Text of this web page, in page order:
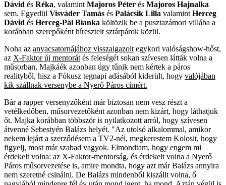
Dávid és Réka, valamint Majoros Péter és Majoros Hajnalka
sem. Egyedül Visváder Tamás és Palácsik Lilla valamint Herceg
Dávid és Herceg-Pál Bianka költözik be a pusztazámori villába a
korábban szerepőként híresztelt sztárpárok közül.
Noha az anyacsatornájához visszaigazolt egykori valóságshow-hőst,
az X-Faktor új mentorát és feleségét sokan szívesen látták volna a
műsorban, Majkáék azonban úgy tűnik nem kértek a páros
realityből, hisz a Fókusz tegnapi adásából kiderült, hogy valójában
kik szállnak versenybe a Nyerő Páros címért.
Bár a rapper versenyzőként már biztosan nem vesz részt a
vetélkedőben, műsorvezetőként azonban nem kizárt, hogy láthatjuk
őt. Majka korábban többször is nyilatkozott arról, hogy szívesen
átvenné Sebestyén Balázs helyét. "Az utolsó alkalommal, amikor
nekem lejárt a szerződésem a TV2-nél, megkerestem Kolosit, hogy
figyelj, most már szabad vagyok. Elmondtam, hogy engem mi
érdekelt volna: az X-Faktor-mentorság, és érdekelt volna a Nyerő
Páros műsorvezetése is, amire mondta, hogy azt már Balázs annyira
nem szeretné csinálni. De Balázs mindenből kiszállt volna, ő